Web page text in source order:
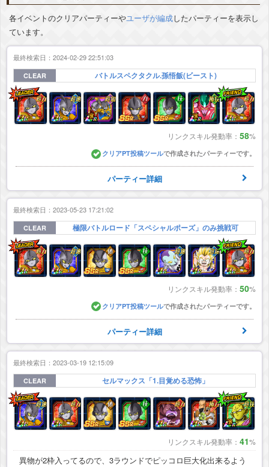
各イベントのクリアパーティーやユーザが編成したパーティーを表示し
ています。
最終検索日：2024-02-29 22:51:03
CLEAR バトルスペクタクル.孫悟飯(ビースト)
リンクスキル発動率： 58%
クリアPT投稿ツールで作成されたパーティーです。
パーティー詳細
最終検索日：2023-05-23 17:21:02
CLEAR 極限バトルロード「スペシャルポーズ」のみ挑戦可
リンクスキル発動率： 50%
クリアPT投稿ツールで作成されたパーティーです。
パーティー詳細
最終検索日：2023-03-19 12:15:09
CLEAR セルマックス「1.目覚める恐怖」
リンクスキル発動率： 41%
異物が2枠入ってるので、3ラウンドでピッコロ巨大化出来るよう